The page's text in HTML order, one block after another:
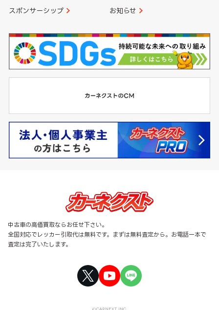
スポンサーシップ お知らせ
中古車の高価買取ならお任せ下さい。
全国対応でレッカー引取代は無料です。まずは無料査定から。お電話一本で
査定は完了いたします。